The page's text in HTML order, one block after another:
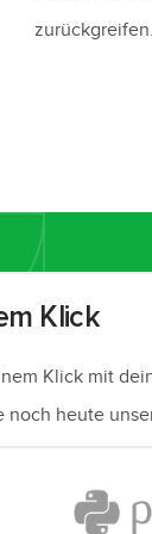
zurückgreifen.
Klick
Klick mit
heute